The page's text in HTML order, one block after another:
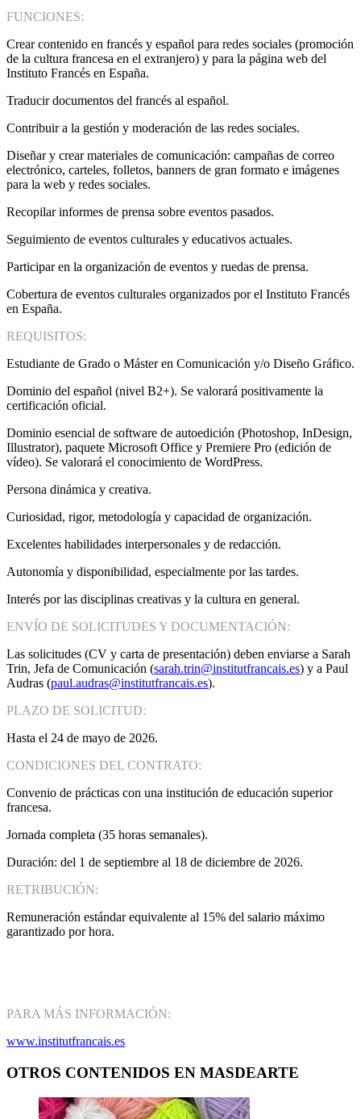
FUNCIONES:
Crear contenido en francés y español para redes sociales (promoción
de la cultura francesa en el extranjero) y para la página web del
Instituto Francés en España.
Traducir documentos del francés al español.
Contribuir a la gestión y moderación de las redes sociales.
Diseñar y crear materiales de comunicación: campañas de correo
electrónico, carteles, folletos, banners de gran formato e imágenes
para la web y redes sociales.
Recopilar informes de prensa sobre eventos pasados.
Seguimiento de eventos culturales y educativos actuales.
Participar en la organización de eventos y ruedas de prensa.
Cobertura de eventos culturales organizados por el Instituto Francés
en España.
REQUISITOS:
Estudiante de Grado o Máster en Comunicación y/o Diseño Gráfico.
Dominio del español (nivel B2+). Se valorará positivamente la
certificación oficial.
Dominio esencial de software de autoedición (Photoshop, InDesign,
Illustrator), paquete Microsoft Office y Premiere Pro (edición de
vídeo). Se valorará el conocimiento de WordPress.
Persona dinámica y creativa.
Curiosidad, rigor, metodología y capacidad de organización.
Excelentes habilidades interpersonales y de redacción.
Autonomía y disponibilidad, especialmente por las tardes.
Interés por las disciplinas creativas y la cultura en general.
ENVÍO DE SOLICITUDES Y DOCUMENTACIÓN:
Las solicitudes (CV y carta de presentación) deben enviarse a Sarah
Trin, Jefa de Comunicación (sarah.trin@institutfrancais.es) y a Paul
Audras (paul.audras@institutfrancais.es).
PLAZO DE SOLICITUD:
Hasta el 24 de mayo de 2026.
CONDICIONES DEL CONTRATO:
Convenio de prácticas con una institución de educación superior
francesa.
Jornada completa (35 horas semanales).
Duración: del 1 de septiembre al 18 de diciembre de 2026.
RETRIBUCIÓN:
Remuneración estándar equivalente al 15% del salario máximo
garantizado por hora.
PARA MÁS INFORMACIÓN:
www.institutfrancais.es
OTROS CONTENIDOS EN MASDEARTE